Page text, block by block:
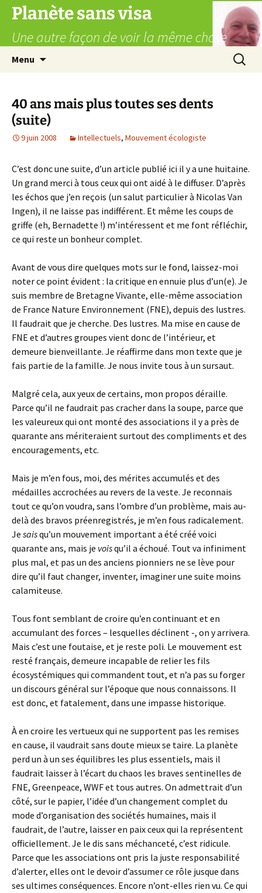
Aller
contenu
Planète sans visa
Une autre façon de voir la même chose
Menu
40 ans mais plus toutes ses dents
(suite)
9 juin 2008 Intellectuels, Mouvement écologiste
C’est donc une suite, d’un article publié ici il y a une huitaine.
Un grand merci à tous ceux qui ont aidé à le diffuser. D’après
les échos que j’en reçois (un salut particulier à Nicolas Van
Ingen), il ne laisse pas indifférent. Et même les coups de
griffe (eh, Bernadette !) m’intéressent et me font réfléchir,
ce qui reste un bonheur complet.
Avant de vous dire quelques mots sur le fond, laissez-moi
noter ce point évident : la critique en ennuie plus d’un(e). Je
suis membre de Bretagne Vivante, elle-même association
de France Nature Environnement (FNE), depuis des lustres.
Il faudrait que je cherche. Des lustres. Ma mise en cause de
FNE et d’autres groupes vient donc de l’intérieur, et
demeure bienveillante. Je réaffirme dans mon texte que je
fais partie de la famille. Je nous invite tous à un sursaut.
Malgré cela, aux yeux de certains, mon propos déraille.
Parce qu’il ne faudrait pas cracher dans la soupe, parce que
les valeureux qui ont monté des associations il y a près de
quarante ans mériteraient surtout des compliments et des
encouragements, etc.
Mais je m’en fous, moi, des mérites accumulés et des
médailles accrochées au revers de la veste. Je reconnais
tout ce qu’on voudra, sans l’ombre d’un problème, mais au-
delà des bravos préenregistrés, je m’en fous radicalement.
Je saisqu’un mouvement important a été créé voici
quarante ans, mais je voisqu’il a échoué. Tout va infiniment
plus mal, et pas un des anciens pionniers ne se lève pour
dire qu’il faut changer, inventer, imaginer une suite moins
calamiteuse.
Tous font semblant de croire qu’en continuant et en
accumulant des forces – lesquelles déclinent -, on y arrivera.
Mais c’est une foutaise, et je reste poli. Le mouvement est
resté français, demeure incapable de relier les fils
écosystémiques qui commandent tout, et n’a pas su forger
un discours général sur l’époque que nous connaissons. Il
est donc, et fatalement, dans une impasse historique.
À en croire les vertueux qui ne supportent pas les remises
en cause, il vaudrait sans doute mieux se taire. La planète
perd un à un ses équilibres les plus essentiels, mais il
faudrait laisser à l’écart du chaos les braves sentinelles de
FNE, Greenpeace, WWF et tous autres. On admettrait d’un
côté, sur le papier, l’idée d’un changement complet du
mode d’organisation des sociétés humaines, mais il
faudrait, de l’autre, laisser en paix ceux qui la représentent
officiellement. Je le dis sans méchanceté, c’est ridicule.
Parce que les associations ont pris la juste responsabilité
d’alerter, elles ont le devoir d’assumer ce rôle jusque dans
ses ultimes conséquences. Encore n’ont-elles rien vu. Ce qui